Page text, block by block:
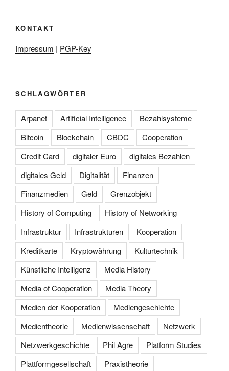
KONTAKT
Impressum | PGP-Key
SCHLAGWÖRTER
Arpanet Artificial Intelligence
Bezahlsysteme
Bitcoin
Blockchain CBDC
Cooperation
Credit Card
digitaler Euro
digitales Bezahlen
digitales Geld
Digitalität
Finanzen
Finanzmedien
Geld
Grenzobjekt
History of Computing
History of Networking
Infrastruktur
Infrastrukturen
Kooperation
Kreditkarte
Kryptowährung
Kulturtechnik
Künstliche Intelligenz
Media History
Media of Cooperation
Media Theory
Medien der Kooperation
Mediengeschichte
Medientheorie
Medienwissenschaft
Netzwerk
Netzwerkgeschichte
Phil Agre
Platform Studies
Plattformgesellschaft
Praxistheorie